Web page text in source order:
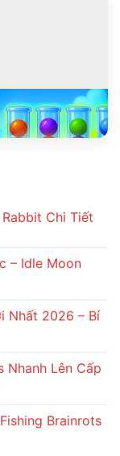
Chi Tiết
– Idle Moon
Nhất 2026 – Bí
Nhanh Lên Cấp
Brainrots